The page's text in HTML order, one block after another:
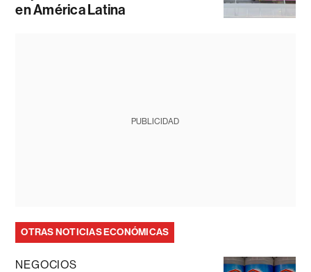
en América Latina
PUBLICIDAD
OTRAS NOTICIAS ECONÓMICAS
NEGOCIOS